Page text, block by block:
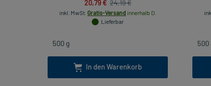
20,79 € 24,19 €
inkl. MwSt. Gratis-Versand innerhalb D.
Lieferbar
In den Warenkorb